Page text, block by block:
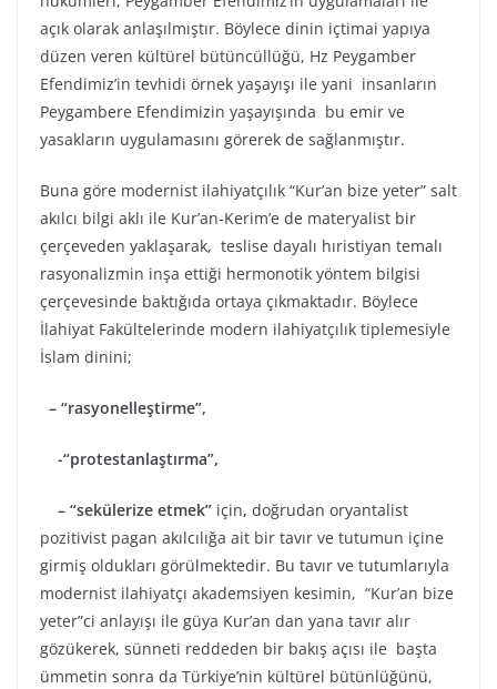
açık olarak anlaşılmıştır. Böylece dinin içtimai yapıya
düzen veren kültürel bütüncüllüğü, Hz Peygamber
Efendimiz’in tevhidi örnek yaşayışı ile yani insanların
Peygambere Efendimizin yaşayışında bu emir ve
yasakların uygulamasını görerek de sağlanmıştır.
Buna göre modernist ilahiyatçılık “Kur’an bize yeter” salt
akılcı bilgi aklı ile Kur’an-Kerim’e de materyalist bir
çerçeveden yaklaşarak, teslise dayalı hıristiyan temalı
rasyonalizmin inşa ettiği hermonotik yöntem bilgisi
çerçevesinde baktığıda ortaya çıkmaktadır. Böylece
İlahiyat Fakültelerinde modern ilahiyatçılık tiplemesiyle
İslam dinini;
– “rasyonelleştirme”,
-“protestanlaştırma”,
– “sekülerize etmek” için, doğrudan oryantalist
pozitivist pagan akılcılığa ait bir tavır ve tutumun içine
girmiş oldukları görülmektedir. Bu tavır ve tutumlarıyla
modernist ilahiyatçı akademsiyen kesimin, “Kur’an bize
yeter”ci anlayışı ile güya Kur’an dan yana tavır alır
gözükerek, sünneti reddeden bir bakış açısı ile başta
ümmetin sonra da Türkiye’nin kültürel bütünlüğünü,